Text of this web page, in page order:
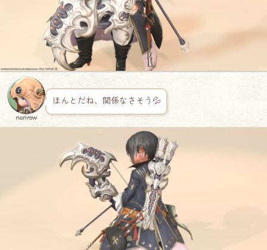
norirow
ほんとだね、関係なさそう💦